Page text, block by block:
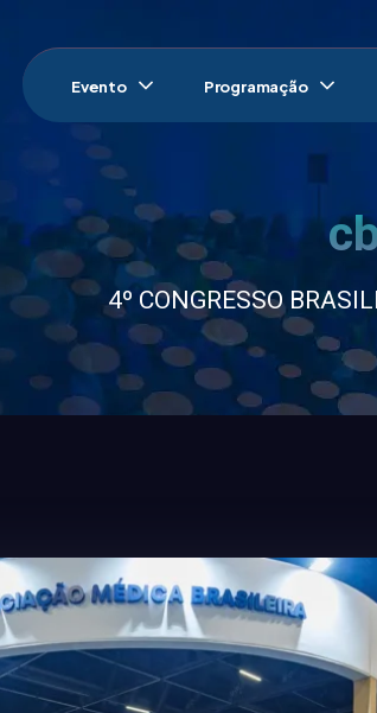
Evento Programação
4º CONGRESSO